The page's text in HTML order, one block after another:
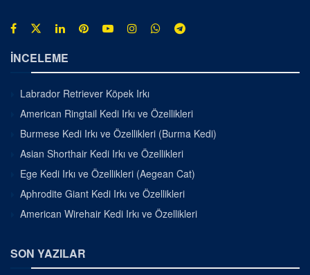
İNCELEME
Labrador Retriever Köpek Irkı
American Ringtail Kedi Irkı ve Özellikleri
Burmese Kedi Irkı ve Özellikleri (Burma Kedi)
Asian Shorthair Kedi Irkı ve Özellikleri
Ege Kedi Irkı ve Özellikleri (Aegean Cat)
Aphrodite Giant Kedi Irkı ve Özellikleri
American Wirehair Kedi Irkı ve Özellikleri
SON YAZILAR